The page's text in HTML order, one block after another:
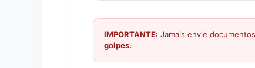
IMPORTANTE: Jamais envie
golpes.